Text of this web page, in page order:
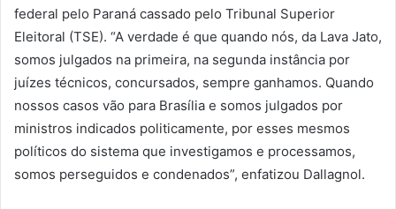
federal pelo Paraná cassado pelo Tribunal Superior
Eleitoral (TSE). “A verdade é que quando nós, da Lava Jato,
somos julgados na primeira, na segunda instância por
juízes técnicos, concursados, sempre ganhamos. Quando
nossos casos vão para Brasília e somos julgados por
ministros indicados politicamente, por esses mesmos
políticos do sistema que investigamos e processamos,
somos perseguidos e condenados”, enfatizou Dallagnol.